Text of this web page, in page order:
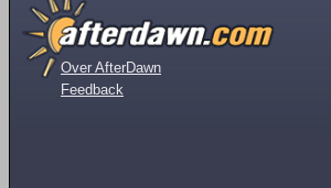
Over AfterDawn
Feedback